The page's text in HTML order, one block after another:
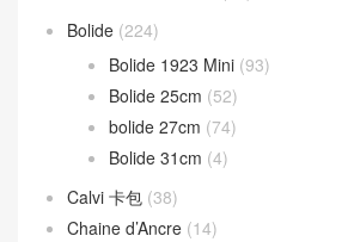
Birkin 20cm
Birkin 25CM (1,228)
Birkin 30CM (595)
Birkin 35CM (84)
Birkin 40CM (24)
Birkin Shadow
Bolide(224)